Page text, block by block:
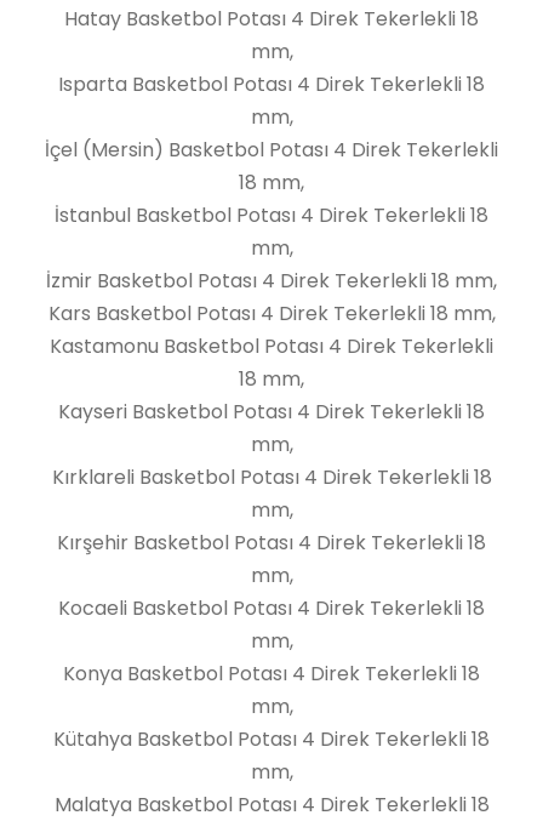
Hatay Basketbol Potası 4 Direk Tekerlekli 18
mm,
Isparta Basketbol Potası 4 Direk Tekerlekli 18
mm,
İçel (Mersin) Basketbol Potası 4 Direk Tekerlekli
18 mm,
İstanbul Basketbol Potası 4 Direk Tekerlekli 18
mm,
İzmir Basketbol Potası 4 Direk Tekerlekli 18 mm,
Kars Basketbol Potası 4 Direk Tekerlekli 18 mm,
Kastamonu Basketbol Potası 4 Direk Tekerlekli
18 mm,
Kayseri Basketbol Potası 4 Direk Tekerlekli 18
mm,
Kırklareli Basketbol Potası 4 Direk Tekerlekli 18
mm,
Kırşehir Basketbol Potası 4 Direk Tekerlekli 18
mm,
Kocaeli Basketbol Potası 4 Direk Tekerlekli 18
mm,
Konya Basketbol Potası 4 Direk Tekerlekli 18
mm,
Kütahya Basketbol Potası 4 Direk Tekerlekli 18
mm,
Malatya Basketbol Potası 4 Direk Tekerlekli 18